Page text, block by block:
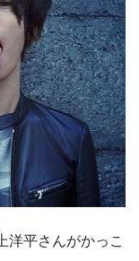
洋平さんがかっこ